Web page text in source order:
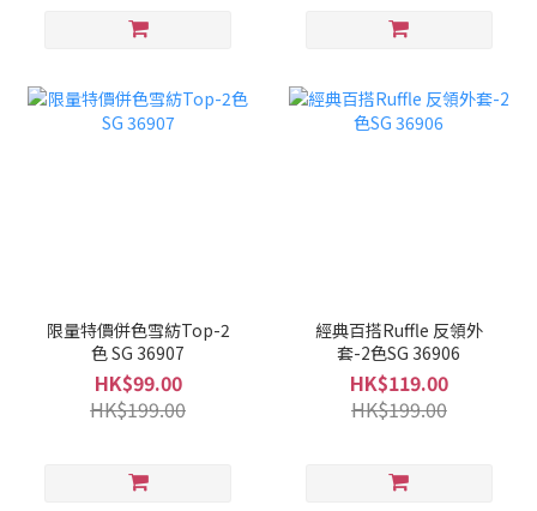
限量特價併色雪紡Top-2
色 SG 36907
HK$99.00
HK$199.00
經典百搭Ruffle 反領外
套-2色SG 36906
HK$119.00
HK$199.00